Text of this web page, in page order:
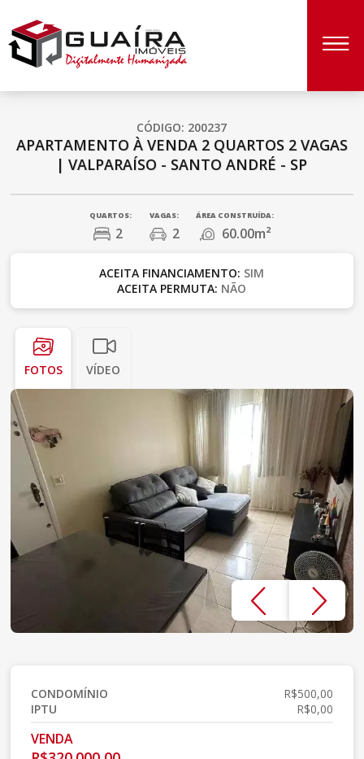
CÓDIGO: 200237
APARTAMENTO À VENDA 2 QUARTOS 2 VAGAS
|VALPARAÍSO - SANTO ANDRÉ - SP
QUARTOS:
2
VAGAS:
2
ÁREA CONSTRUÍDA:
60.00m²
ACEITA FINANCIAMENTO: SIM
ACEITA PERMUTA: NÃO
FOTOS VÍDEO
CONDOMÍNIO
R$500,00
IPTU
R$0,00
VENDA